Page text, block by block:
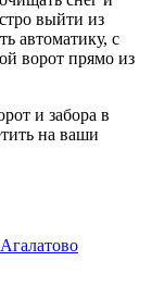
выйти из
автоматику, с
ворот прямо из
и забора в
на ваши